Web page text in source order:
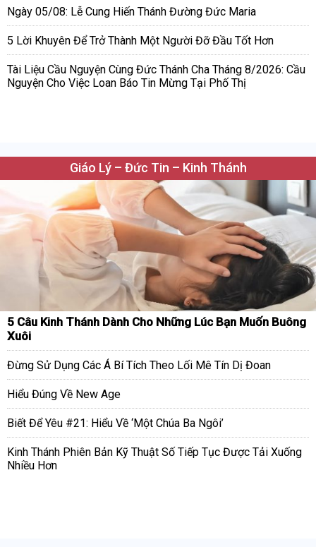
Ngày 05/08: Lễ Cung Hiến Thánh Đường Đức Maria
5 Lời Khuyên Để Trở Thành Một Người Đỡ Đầu Tốt Hơn
Tài Liệu Cầu Nguyện Cùng Đức Thánh Cha Tháng 8/2026: Cầu
Nguyện Cho Việc Loan Báo Tin Mừng Tại Phố Thị
Giáo Lý – Đức Tin – Kinh Thánh
5 Câu Kinh Thánh Dành Cho Những Lúc Bạn Muốn Buông
Xuôi
Đừng Sử Dụng Các Á Bí Tích Theo Lối Mê Tín Dị Đoan
Hiểu Đúng Về New Age
Biết Để Yêu #21: Hiểu Về ‘Một Chúa Ba Ngôi’
Kinh Thánh Phiên Bản Kỹ Thuật Số Tiếp Tục Được Tải Xuống
Nhiều Hơn